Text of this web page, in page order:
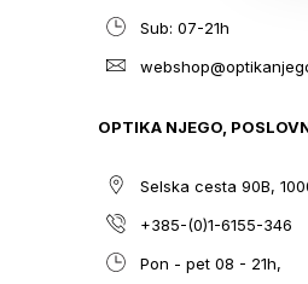
Sub: 07-21h
OPTIKA NJEGO,
Selska cesta 90B,
+385-(0)1-6155-346
Pon - pet 08 - 21h,